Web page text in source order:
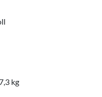
kg